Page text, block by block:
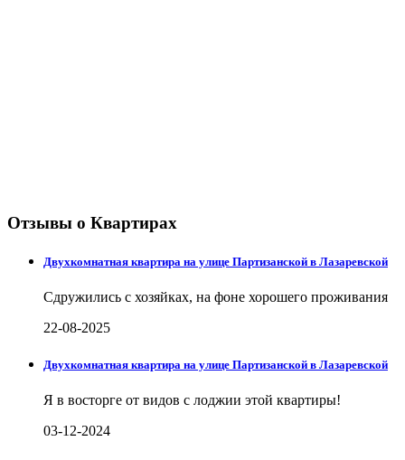
Отзывы о Квартирах
Двухкомнатная квартира на улице Партизанской в Лазаревской
Сдружились с хозяйках, на фоне хорошего проживания
22-08-2025
Двухкомнатная квартира на улице Партизанской в Лазаревской
Я в восторге от видов с лоджии этой квартиры!
03-12-2024